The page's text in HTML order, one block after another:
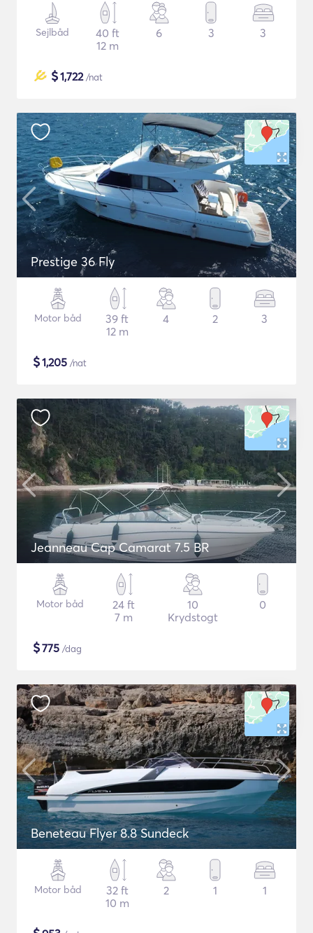
Sejlbåd
40 ft
12 m
6 3 3
$1,722/nat
Prestige 36 Fly
Motor båd
39 ft
12 m
4 2 3
$1,205 /nat
Jeanneau Cap Camarat 7.5 BR
Motor båd
24 ft
7 m
10
Krydstogt
0
$775 /dag
Beneteau Flyer 8.8 Sundeck
Motor båd
32 ft
10 m
2 1 1